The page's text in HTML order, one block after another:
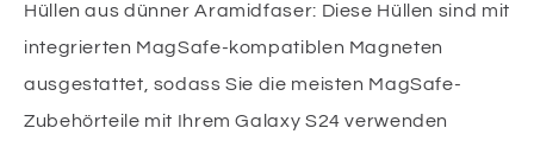
Hüllen aus dünner Aramidfaser: Diese Hüllen sind mit
integrierten MagSafe-kompatiblen Magneten
ausgestattet, sodass Sie die meisten MagSafe-
Zubehörteile mit Ihrem Galaxy S24 verwenden